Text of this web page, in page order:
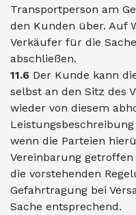
Transportperson am
den Kunden über. Auf
Verkäufer für die
abschließen.
11.6 Der Kunde kann
selbst an den Sitz des
wieder von diesem
wenn die Parteien
Vereinbarung
die vorstehenden
Gefahrtragung bei
Sache entsprechend.